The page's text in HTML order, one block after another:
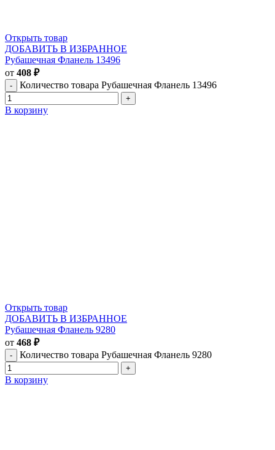
Открыть товар
ДОБАВИТЬ В ИЗБРАННОЕ
Рубашечная Фланель 13496
от 408 ₽
Количество товара Рубашечная Фланель 13496
В корзину
Открыть товар
ДОБАВИТЬ В ИЗБРАННОЕ
Рубашечная Фланель 9280
от 468 ₽
Количество товара Рубашечная Фланель 9280
В корзину